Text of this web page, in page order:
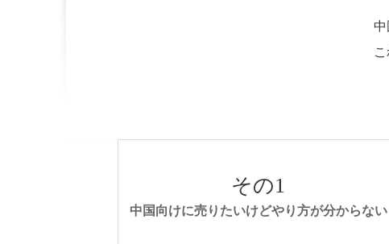
その1
中国向けに売りたいけどやり方が分からない